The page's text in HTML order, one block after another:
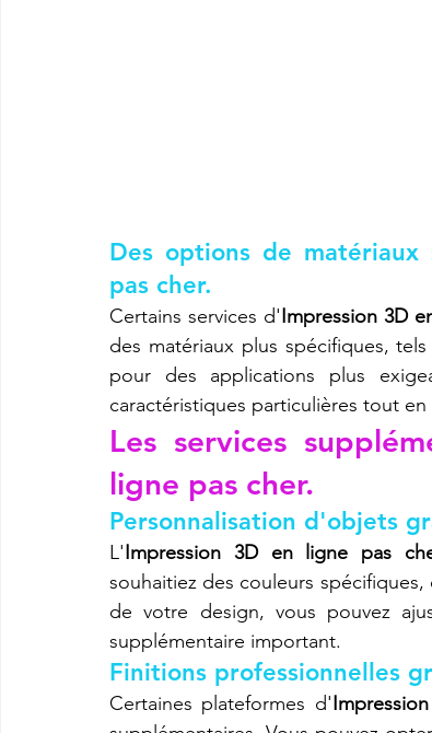
Des options de matériaux
pas cher.
Certains services d'Impression 3D
des matériaux plus spécifiques,
pour des applications plus
caractéristiques particulières tout
Les services
ligne pas cher.
Personnalisation d'objets
L'Impression 3D en ligne pas
souhaitiez des couleurs
de votre design, vous pouvez
supplémentaire important.
Finitions professionnelles
Certaines plateformes d'